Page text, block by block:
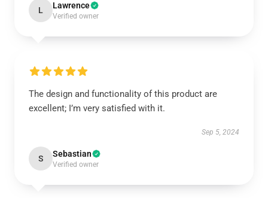
L Lawrence
Verified owner
The design and functionality of this product are
excellent; I’m very satisfied with it.
Sep 5, 2024
S Sebastian
Verified owner